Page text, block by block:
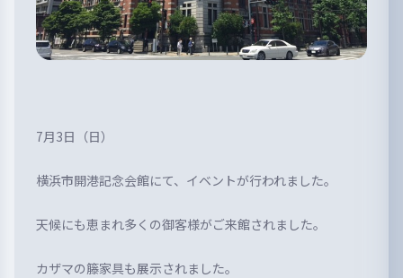
7月3日（日）
横浜市開港記念会館にて、イベントが行われました。
天候にも恵まれ多くの御客様がご来館されました。
カザマの籐家具も展示されました。